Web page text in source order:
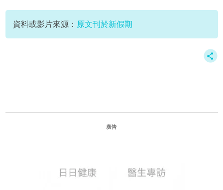
城寨四子
資料或影片來源： 原文刊於新假期
廣告